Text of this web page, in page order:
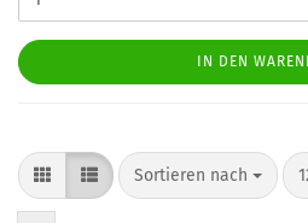
IN DEN
Sortieren nach